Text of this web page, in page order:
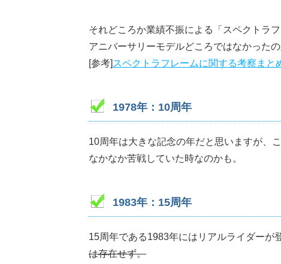
それどころか業績不振による「スペクトラ
アニバーサリーモデルどころではなかったの
[参考] スペクトラフレームに関する考察まと
1978年：10周年
10周年は大きな記念の年だと思いますが、
なかなか苦戦していた時なのかも。
1983年：15周年
15周年である1983年にはリアルライダーが
は存在せず。